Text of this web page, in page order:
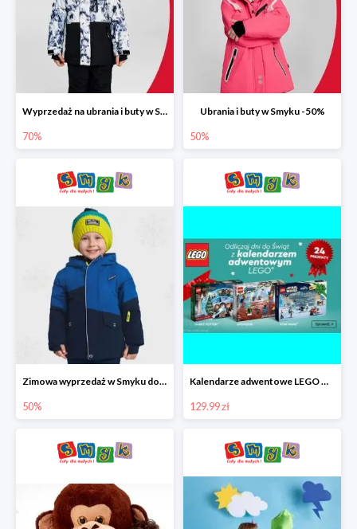
Wyprzedaż na ubrania i buty w Smyku do -70%
70%
Ubrania i buty w Smyku -50%
50%
Zimowa wyprzedaż w Smyku do -50%
50%
Kalendarze adwentowe LEGO w Smyku w super cenie
129.99 zł